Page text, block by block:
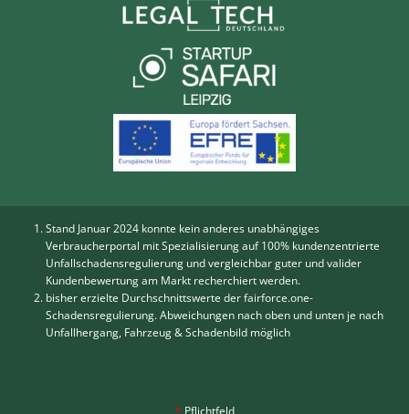
Stand Januar 2024 konnte kein anderes unabhängiges
Verbraucherportal mit Spezialisierung auf 100% kundenzentrierte
Unfallschadensregulierung und vergleichbar guter und valider
Kundenbewertung am Markt recherchiert werden.
bisher erzielte Durchschnittswerte der fairforce.one-
Schadensregulierung. Abweichungen nach oben und unten je nach
Unfallhergang, Fahrzeug & Schadenbild möglich